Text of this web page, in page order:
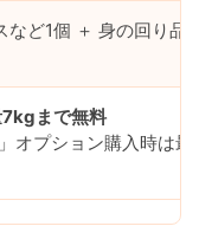
など1個 ＋ 身の回り品
まで無料
オプション購入時は